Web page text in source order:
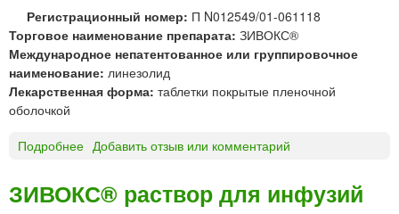
Регистрационный номер: П N012549/01-061118
Торговое наименование препарата: ЗИВОКС®
Международное непатентованное или группировочное
наименование: линезолид
Лекарственная форма: таблетки покрытые пленочной
оболочкой
Подробнее
И
В
Добавить отзыв или комментарий
ЗИВОКС® раствор для инфузий